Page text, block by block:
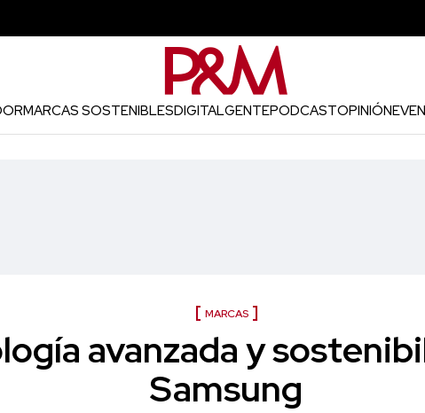
MARCAS SOSTENIBLESDIGITALGENTEPODCASTOPINIÓN
MARCAS
avanzada y
Samsung